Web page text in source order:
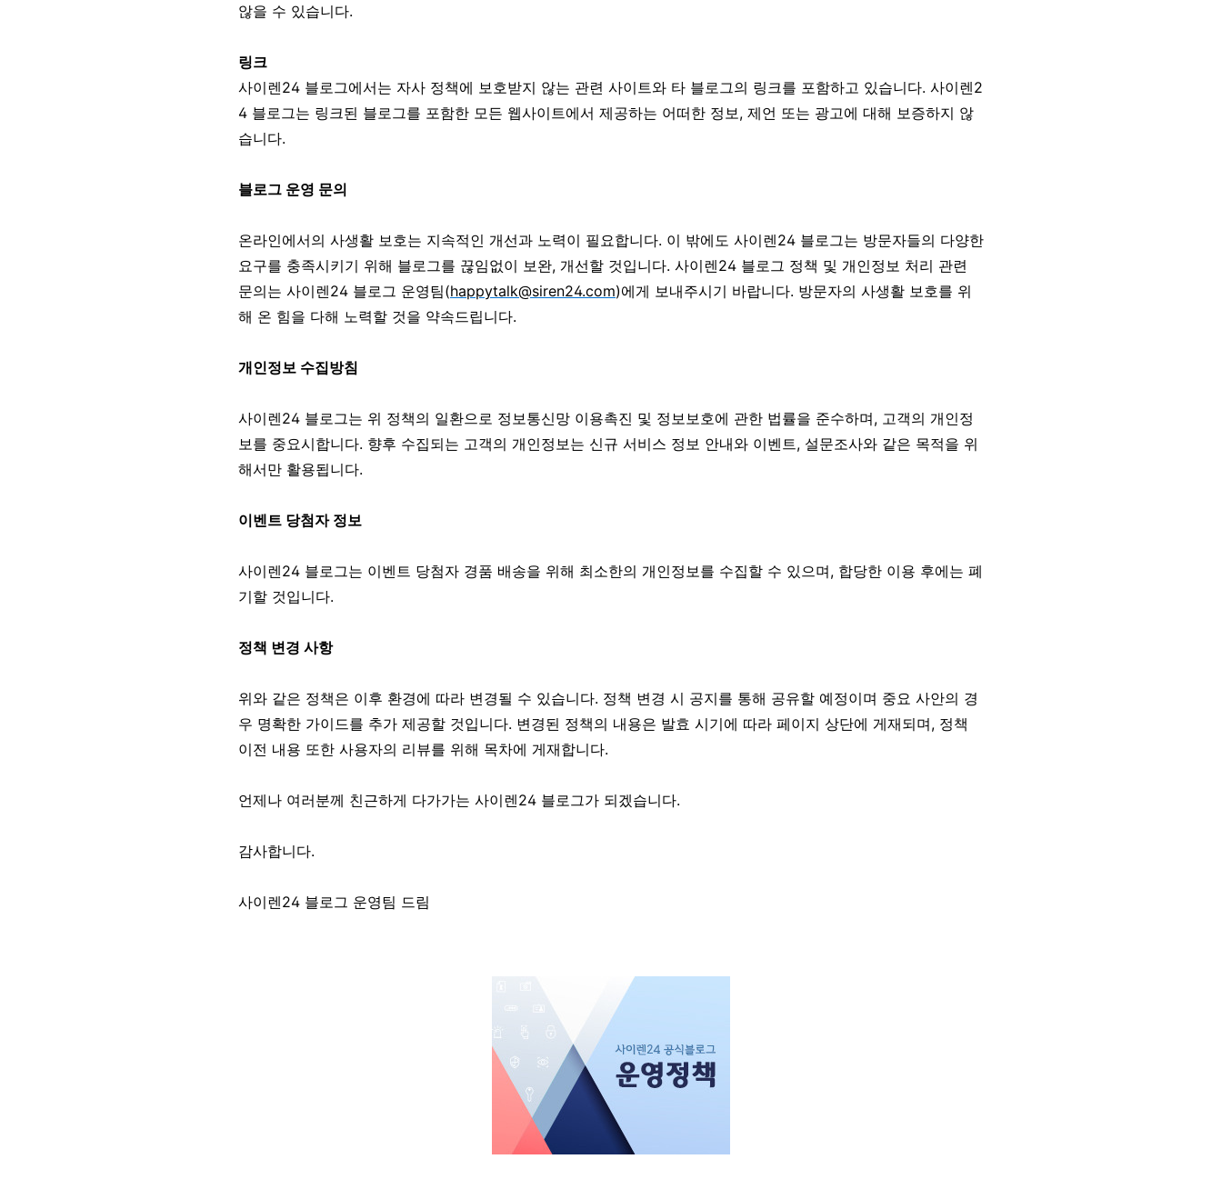
않을 수 있습니다.
링크
사이렌24 블로그에서는 자사 정책에 보호받지 않는 관련 사이트와 타 블로그의 링크를 포함하고 있습니다. 사이렌2
4 블로그는 링크된 블로그를 포함한 모든 웹사이트에서 제공하는 어떠한 정보, 제언 또는 광고에 대해 보증하지 않
습니다.
블로그 운영 문의
온라인에서의 사생활 보호는 지속적인 개선과 노력이 필요합니다. 이 밖에도 사이렌24 블로그는 방문자들의 다양한
요구를 충족시키기 위해 블로그를 끊임없이 보완, 개선할 것입니다. 사이렌24 블로그 정책 및 개인정보 처리 관련
문의는 사이렌24 블로그 운영팀(happytalk@siren24.com)에게 보내주시기 바랍니다. 방문자의 사생활 보호를 위
해 온 힘을 다해 노력할 것을 약속드립니다.
개인정보 수집방침
사이렌24 블로그는 위 정책의 일환으로 정보통신망 이용촉진 및 정보보호에 관한 법률을 준수하며, 고객의 개인정
보를 중요시합니다. 향후 수집되는 고객의 개인정보는 신규 서비스 정보 안내와 이벤트, 설문조사와 같은 목적을 위
해서만 활용됩니다.
이벤트 당첨자 정보
사이렌24 블로그는 이벤트 당첨자 경품 배송을 위해 최소한의 개인정보를 수집할 수 있으며, 합당한 이용 후에는 폐
기할 것입니다.
정책 변경 사항
위와 같은 정책은 이후 환경에 따라 변경될 수 있습니다. 정책 변경 시 공지를 통해 공유할 예정이며 중요 사안의 경
우 명확한 가이드를 추가 제공할 것입니다. 변경된 정책의 내용은 발효 시기에 따라 페이지 상단에 게재되며, 정책
이전 내용 또한 사용자의 리뷰를 위해 목차에 게재합니다.
언제나 여러분께 친근하게 다가가는 사이렌24 블로그가 되겠습니다.
감사합니다.
사이렌24 블로그 운영팀 드림